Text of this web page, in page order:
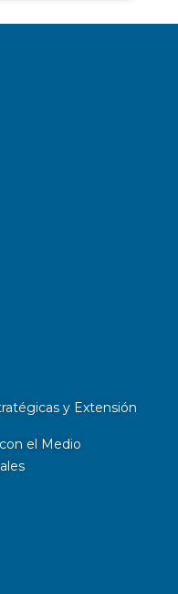
y Extensión
el Medio